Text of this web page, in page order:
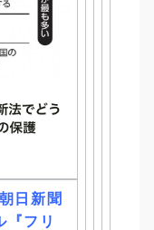
日新聞
『フリ